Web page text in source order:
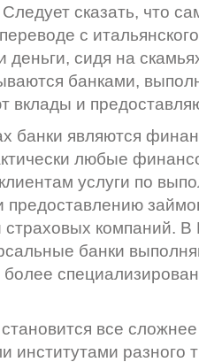
сказать, что
с
сидя на
банками,
вклады и
банки являются
любые
услуги по
предоставлению
компаний. В
банки
все
разного